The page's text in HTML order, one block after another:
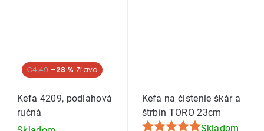
€4,49 –28 %
Kefa 4209, podlahová
ručná
Kefa na čistenie škár a
štrbín TORO 23cm
Skladom